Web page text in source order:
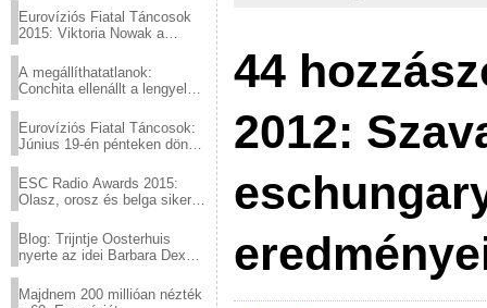
Eurovíziós Fiatal Táncosok
2015: Viktoria Nowak a
A megállíthatatlanok:
Conchita ellenállt a lengyel
Eurovíziós Fiatal Táncosok:
Június 19-én pénteken döntő
ESC Radio Awards 2015:
Olasz, orosz és belga siker,
Blog: Trijntje Oosterhuis
nyerte az idei Barbara Dex
Majdnem 200 millióan nézték
44
2012: